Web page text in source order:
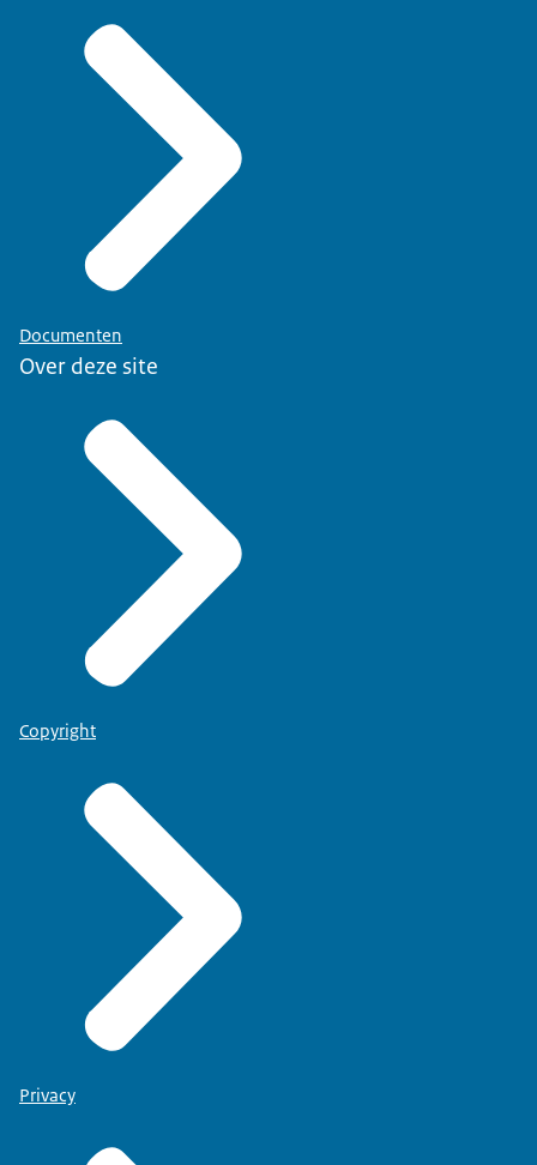
Documenten
Over deze site
Copyright
Privacy